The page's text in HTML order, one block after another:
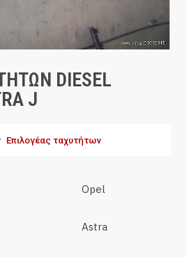
DIESEL
J
Επιλογέας ταχυτήτων
Opel
Astra